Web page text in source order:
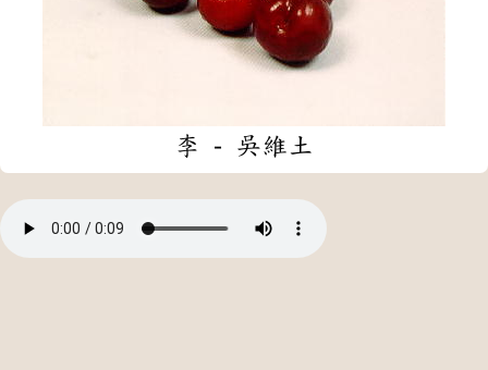
李 - 吳維土